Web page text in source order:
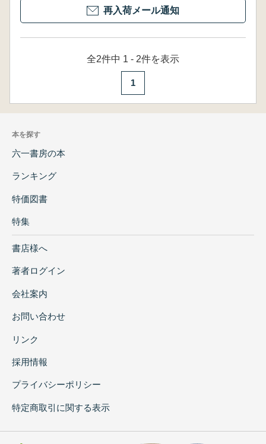
再入荷メール通知
全2件中 1 - 2件を表示
1
本を探す
六一書房の本
ランキング
特価図書
特集
書店様へ
著者ログイン
会社案内
お問い合わせ
リンク
採用情報
プライバシーポリシー
特定商取引に関する表示